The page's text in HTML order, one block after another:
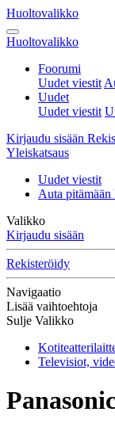
Huoltovalikko
Huoltovalikko
Foorumi
Uudet viestit
Uudet
Uudet viestit
Kirjaudu sisään
Yleiskatsaus
Uudet viestit
Auta
Valikko
Kirjaudu sisään
Rekisteröidy
Navigaatio
Lisää vaihtoehtoja
Sulje Valikko
Televisiot,